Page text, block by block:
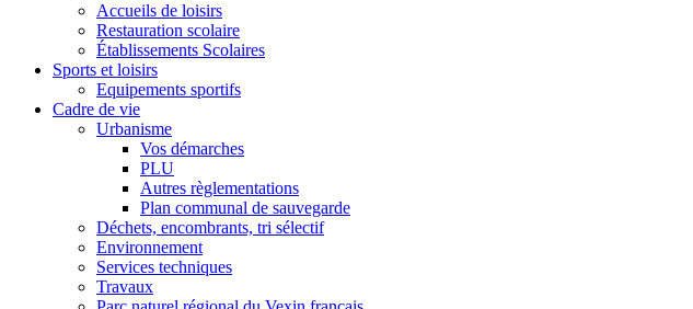
Accueils de loisirs
Restauration scolaire
Établissements Scolaires
Sports et loisirs
Equipements sportifs
Cadre de vie
Urbanisme
Vos démarches
PLU
Autres règlementations
Plan communal de sauvegarde
Déchets, encombrants, tri sélectif
Environnement
Services techniques
Travaux